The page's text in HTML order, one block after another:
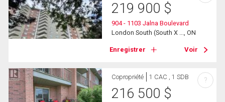
219 900 $
904 - 1103 Jalna Boulevard
London South (South X ..., ON
Enregistrer Voir
Copropriété 1 CAC , 1 SDB
216 500 $
?